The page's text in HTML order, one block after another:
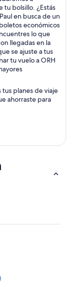
tu bolsillo. ¿Estás
en busca de un
económicos
lo que
llegadas en la
se ajuste a tus
tu vuelo a ORH
tus planes de viaje
ahorraste para